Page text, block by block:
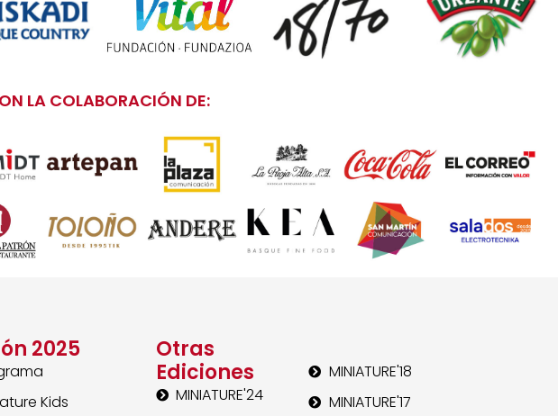
LA COLABORACIÓN DE:
2025
Kids
Otras
Ediciones
MINIATURE'24
MINIATURE'18
MINIATURE'17